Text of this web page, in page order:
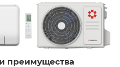
преимущества